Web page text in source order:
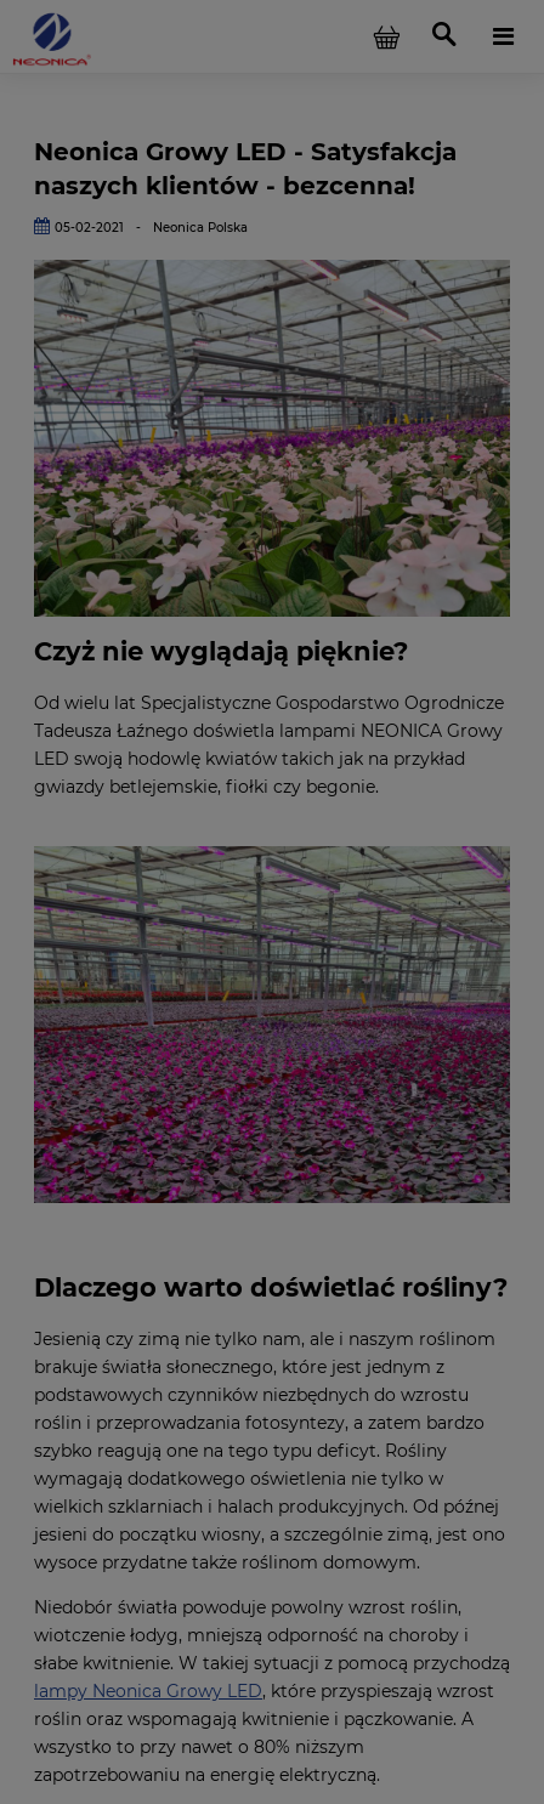
Neonica Growy LED - Satysfakcja
naszych klientów - bezcenna!
05-02-2021 - Neonica Polska
Czyż nie wyglądają pięknie?
Od wielu lat Specjalistyczne Gospodarstwo Ogrodnicze
Tadeusza Łaźnego doświetla lampami NEONICA Growy
LED swoją hodowlę kwiatów takich jak na przykład
gwiazdy betlejemskie, fiołki czy begonie.
Dlaczego warto doświetlać rośliny?
Jesienią czy zimą nie tylko nam, ale i naszym roślinom
brakuje światła słonecznego, które jest jednym z
podstawowych czynników niezbędnych do wzrostu
roślin i przeprowadzania fotosyntezy, a zatem bardzo
szybko reagują one na tego typu deficyt. Rośliny
wymagają dodatkowego oświetlenia nie tylko w
wielkich szklarniach i halach produkcyjnych. Od późnej
jesieni do początku wiosny, a szczególnie zimą, jest ono
wysoce przydatne także roślinom domowym.
Niedobór światła powoduje powolny wzrost roślin,
wiotczenie łodyg, mniejszą odporność na choroby i
słabe kwitnienie. W takiej sytuacji z pomocą przychodzą
lampy Neonica Growy LED, które przyspieszają wzrost
roślin oraz wspomagają kwitnienie i pączkowanie. A
wszystko to przy nawet o 80% niższym
zapotrzebowaniu na energię elektryczną.